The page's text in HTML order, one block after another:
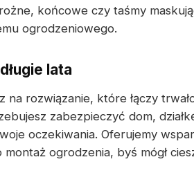
końcowe czy taśmy
ogrodzeniowego.
lata
rozwiązanie, które łączy
zabezpieczyć dom,
oczekiwania. Oferujemy
ogrodzenia, byś mógł